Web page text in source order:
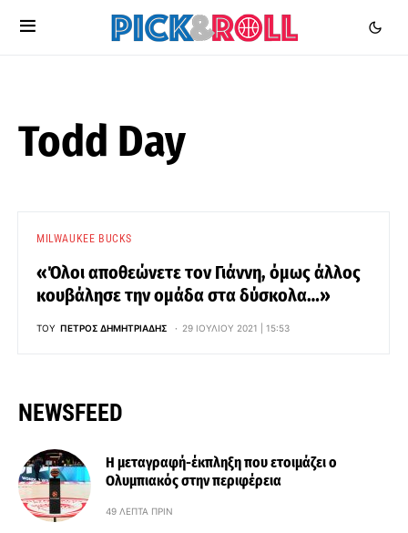
Todd Day
MILWAUKEE BUCKS
«Όλοι αποθεώνετε τον Γιάννη, όμως άλλος
κουβάλησε την ομάδα στα δύσκολα…»
ΤΟΥ ΠΈΤΡΟΣ ΔΗΜΗΤΡΙΆΔΗΣ 29 ΙΟΥΛΊΟΥ 2021 | 15:53
NEWSFEED
Η μεταγραφή-έκπληξη που ετοιμάζει ο
Ολυμπιακός στην περιφέρεια
49 ΛΕΠΤΆ ΠΡΙΝ